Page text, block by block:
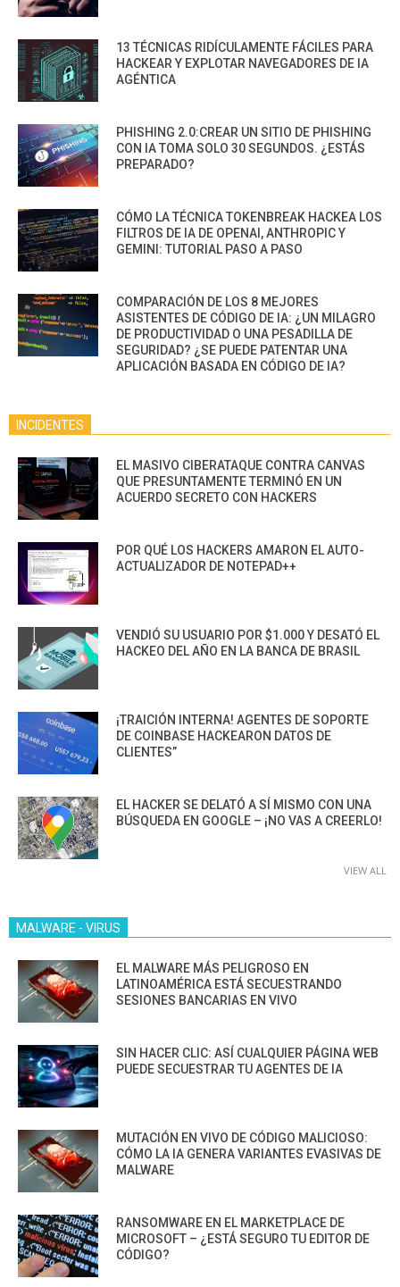
13 TÉCNICAS RIDÍCULAMENTE FÁCILES PARA
HACKEAR Y EXPLOTAR NAVEGADORES DE IA
AGÉNTICA
PHISHING 2.0:CREAR UN SITIO DE PHISHING
CON IA TOMA SOLO 30 SEGUNDOS. ¿ESTÁS
PREPARADO?
CÓMO LA TÉCNICA TOKENBREAK HACKEA LOS
FILTROS DE IA DE OPENAI, ANTHROPIC Y
GEMINI: TUTORIAL PASO A PASO
COMPARACIÓN DE LOS 8 MEJORES
ASISTENTES DE CÓDIGO DE IA: ¿UN MILAGRO
DE PRODUCTIVIDAD O UNA PESADILLA DE
SEGURIDAD? ¿SE PUEDE PATENTAR UNA
APLICACIÓN BASADA EN CÓDIGO DE IA?
INCIDENTES
EL MASIVO CIBERATAQUE CONTRA CANVAS
QUE PRESUNTAMENTE TERMINÓ EN UN
ACUERDO SECRETO CON HACKERS
POR QUÉ LOS HACKERS AMARON EL AUTO-
ACTUALIZADOR DE NOTEPAD++
VENDIÓ SU USUARIO POR $1.000 Y DESATÓ EL
HACKEO DEL AÑO EN LA BANCA DE BRASIL
¡TRAICIÓN INTERNA! AGENTES DE SOPORTE
DE COINBASE HACKEARON DATOS DE
CLIENTES”
EL HACKER SE DELATÓ A SÍ MISMO CON UNA
BÚSQUEDA EN GOOGLE – ¡NO VAS A CREERLO!
VIEW ALL
MALWARE - VIRUS
EL MALWARE MÁS PELIGROSO EN
LATINOAMÉRICA ESTÁ SECUESTRANDO
SESIONES BANCARIAS EN VIVO
SIN HACER CLIC: ASÍ CUALQUIER PÁGINA WEB
PUEDE SECUESTRAR TU AGENTES DE IA
MUTACIÓN EN VIVO DE CÓDIGO MALICIOSO:
CÓMO LA IA GENERA VARIANTES EVASIVAS DE
MALWARE
RANSOMWARE EN EL MARKETPLACE DE
MICROSOFT – ¿ESTÁ SEGURO TU EDITOR DE
CÓDIGO?